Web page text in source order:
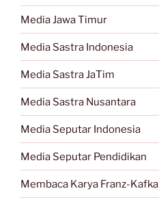
Media Jawa Timur
Media Sastra Indonesia
Media Sastra JaTim
Media Sastra Nusantara
Media Seputar Indonesia
Media Seputar Pendidikan
Membaca Karya Franz-Kafka